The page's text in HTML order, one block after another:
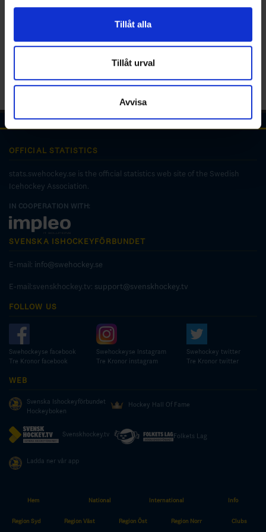
för sociala medier och analysera vår trafik. Vi
vidarebefordrar även sådana identifierare och annan
annons- och analysföretag som vi samarbetar med.
Dessa kan i sin tur kombinera informationen med annan
information som du har tillhandahållit eller som de har
samlat in när du har använt deras tjänster.
Tillåt alla
Tillåt urval
Avvisa
Hem National International Info
Region Syd Region Väst Region Öst Region Norr Clubs
OFFICIAL STATISTICS
stats.swehockey.se is the official statistics web site of the Swedish
Icehockey Association.
IN COOPERATION WITH:
SVENSKA ISHOCKEYFÖRBUNDET
E-mail: info@swehockey.se
E-mail:svenskhockey.tv: support@svenskhockey.tv
FOLLOW US
Swehockeyse facebook
Tre Kronor facebook
Swehockeyse Instagram
Tre Kronor instagram
Swehockey twitter
Tre Kronor twitter
WEB
Svenska Ishockeyförbundet
Hockeyboken
Hockey Hall Of Fame
Svenskhockey.tv Folkets Lag
Ladda ner vår app